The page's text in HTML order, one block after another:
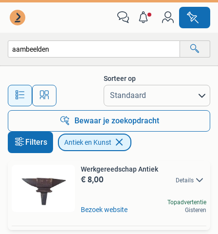
Alle afstanden…
Sorteer op
Bewaar je zoekopdracht
Filters Antiek en Kunst
Werkgereedschap Antiek
€ 8,00 Details
Bezoek website
Topadvertentie
Gisteren